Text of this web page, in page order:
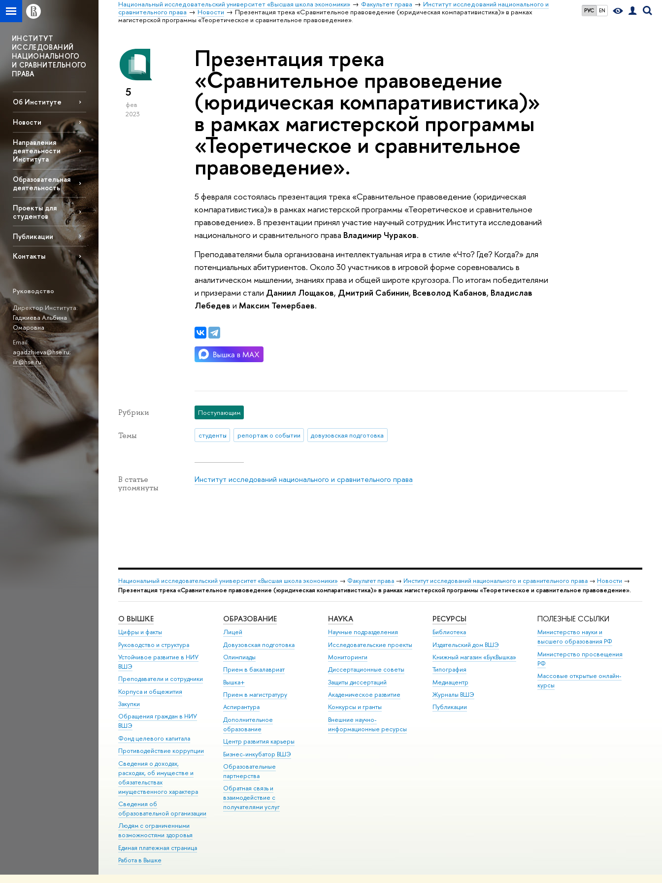
РУС EN
Национальный исследовательский университет «Высшая школа экономики» Факультет права
Институт исследований национального и
сравнительного права
Новости
Презентация трека «Сравнительное правоведение (юридическая компаративистика)» в рамках
магистерской программы «Теоретическое и сравнительное правоведение».
ИНСТИТУТ
ИССЛЕДОВАНИЙ
НАЦИОНАЛЬНОГО
И СРАВНИТЕЛЬНОГО
ПРАВА
Об Институте
Новости
Направления
деятельности
Института
Образовательная
деятельность
Проекты для
студентов
Публикации
Контакты
Руководство
Директор Института:
Гаджиева Альбина
Омаровна
Email:
agadzhieva@hse.ru;
ilr@hse.ru
5
фев
2023
Презентация трека
«Сравнительное правоведение
(юридическая компаративистика)»
в рамках магистерской программы
«Теоретическое и сравнительное
правоведение».
5 февраля состоялась презентация трека «Сравнительное правоведение (юридическая
компаративистика)» в рамках магистерской программы «Теоретическое и сравнительное
правоведение». В презентации принял участие научный сотрудник Института исследований
национального и сравнительного права Владимир Чураков.
Преподавателями была организована интеллектуальная игра в стиле «Что? Где? Когда?» для
потенциальных абитуриентов. Около 30 участников в игровой форме соревновались в
аналитическом мышлении, знаниях права и общей широте кругозора. По итогам победителями
и призерами стали Даниил Лощаков, Дмитрий Сабинин, Всеволод Кабанов, Владислав
Лебедев и Максим Темербаев.
Рубрики Поступающим
Темы студенты репортаж о событии довузовская подготовка
В статье
упомянуты
Институт исследований национального и сравнительного права
Национальный исследовательский университет «Высшая школа экономики» → Факультет права → Институт исследований национального и сравнительного права → Новости →
Презентация трека «Сравнительное правоведение (юридическая компаративистика)» в рамках магистерской программы «Теоретическое и сравнительное правоведение».
О ВЫШКЕ
Цифры и факты
Руководство и структура
Устойчивое развитие в НИУ
ВШЭ
Преподаватели и сотрудники
Корпуса и общежития
Закупки
Обращения граждан в НИУ
ВШЭ
Фонд целевого капитала
Противодействие коррупции
Сведения о доходах,
расходах, об имуществе и
обязательствах
имущественного характера
Сведения об
образовательной организации
Людям с ограниченными
возможностями здоровья
Единая платежная страница
Работа в Вышке
ОБРАЗОВАНИЕ
Лицей
Довузовская подготовка
Олимпиады
Прием в бакалавриат
Вышка+
Прием в магистратуру
Аспирантура
Дополнительное
образование
Центр развития карьеры
Бизнес-инкубатор ВШЭ
Образовательные
партнерства
Обратная связь и
взаимодействие с
получателями услуг
НАУКА
Научные подразделения
Исследовательские проекты
Мониторинги
Диссертационные советы
Защиты диссертаций
Академическое развитие
Конкурсы и гранты
Внешние научно-
информационные ресурсы
РЕСУРСЫ
Библиотека
Издательский дом ВШЭ
Книжный магазин «БукВышка»
Типография
Медиацентр
Журналы ВШЭ
Публикации
ПОЛЕЗНЫЕ ССЫЛКИ
Министерство науки и
высшего образования РФ
Министерство просвещения
РФ
Массовые открытые онлайн-
курсы